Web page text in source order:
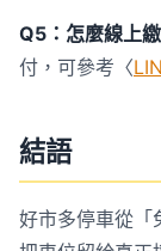
Q5：怎麼線上
付，可參考〈
結語
好市多停車從「